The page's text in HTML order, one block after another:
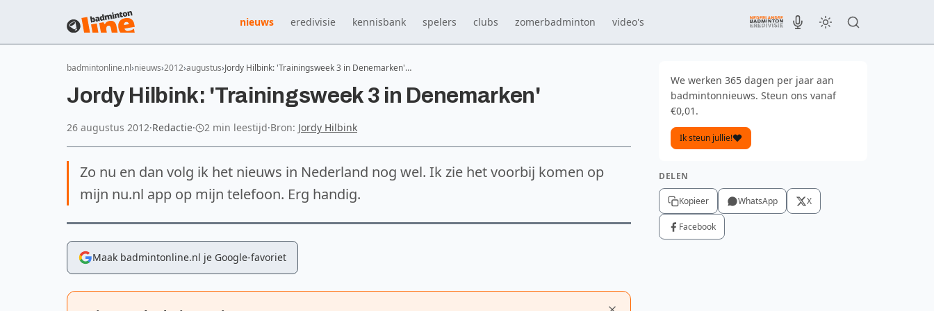
nieuws eredivisie kennisbank spelers clubs zomerbadminton video's
badmintonline.nl nieuws 2012 augustus Jordy Hilbink: 'Trainingsweek 3 in Denemarken'…
Jordy Hilbink: 'Trainingsweek 3 in Denemarken'
26 augustus 2012·Redactie· 2 min leestijd·Bron: Jordy Hilbink
Zo nu en dan volg ik het nieuws in Nederland nog wel. Ik zie het voorbij komen op
mijn nu.nl app op mijn telefoon. Erg handig.
Maak badmintonline.nl je Google-favoriet
We werken 365 dagen per jaar aan
badmintonnieuws. Steun ons vanaf
€0,01.
Ik steun jullie!
DELEN
Kopieer WhatsApp X
Facebook